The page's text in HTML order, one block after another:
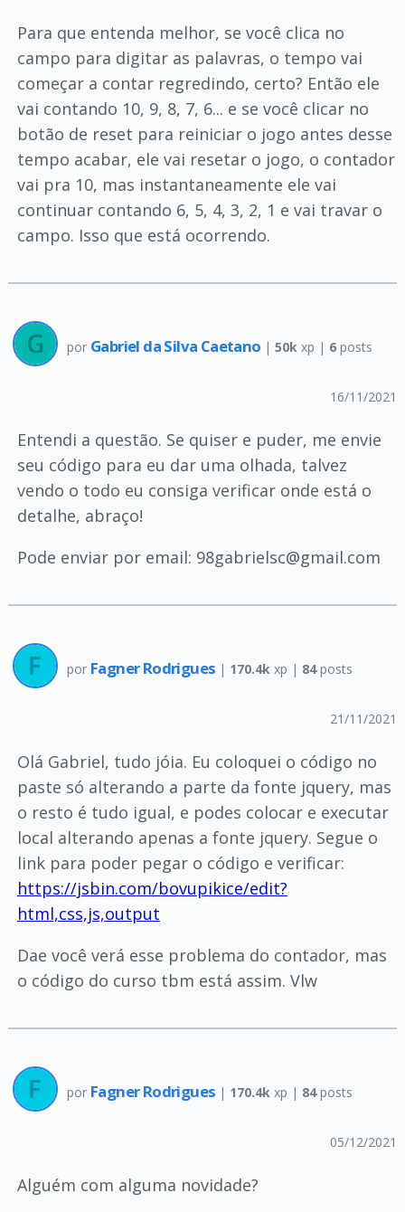
Para que entenda melhor, se você clica no
campo para digitar as palavras, o tempo vai
começar a contar regredindo, certo? Então ele
vai contando 10, 9, 8, 7, 6... e se você clicar no
botão de reset para reiniciar o jogo antes desse
tempo acabar, ele vai resetar o jogo, o contador
vai pra 10, mas instantaneamente ele vai
continuar contando 6, 5, 4, 3, 2, 1 e vai travar o
campo. Isso que está ocorrendo.
por Gabriel da Silva Caetano | 50k xp | 6posts
16/11/2021
Entendi a questão. Se quiser e puder, me envie
seu código para eu dar uma olhada, talvez
vendo o todo eu consiga verificar onde está o
detalhe, abraço!
Pode enviar por email: 98gabrielsc@gmail.com
por Fagner Rodrigues | 170.4k xp | 84posts
21/11/2021
Olá Gabriel, tudo jóia. Eu coloquei o código no
paste só alterando a parte da fonte jquery, mas
o resto é tudo igual, e podes colocar e executar
local alterando apenas a fonte jquery. Segue o
link para poder pegar o código e verificar:
https://jsbin.com/bovupikice/edit?
html,css,js,output
Dae você verá esse problema do contador, mas
o código do curso tbm está assim. Vlw
por Fagner Rodrigues | 170.4k xp | 84posts
05/12/2021
Alguém com alguma novidade?